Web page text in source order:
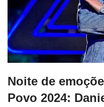
Noite de
Povo 2024: